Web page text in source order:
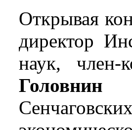
Открывая
директор
наук,
Головнин